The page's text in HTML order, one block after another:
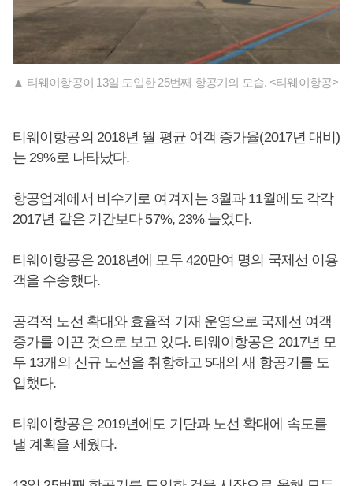
▲ 티웨이항공이 13일 도입한 25번째 항공기의 모습. <티웨이항공>
티웨이항공의 2018년 월 평균 여객 증가율(2017년 대비)
는 29%로 나타났다.
항공업계에서 비수기로 여겨지는 3월과 11월에도 각각
2017년 같은 기간보다 57%, 23% 늘었다.
티웨이항공은 2018년에 모두 420만여 명의 국제선 이용
객을 수송했다.
공격적 노선 확대와 효율적 기재 운영으로 국제선 여객
증가를 이끈 것으로 보고 있다. 티웨이항공은 2017년 모
두 13개의 신규 노선을 취항하고 5대의 새 항공기를 도
입했다.
티웨이항공은 2019년에도 기단과 노선 확대에 속도를
낼 계획을 세웠다.